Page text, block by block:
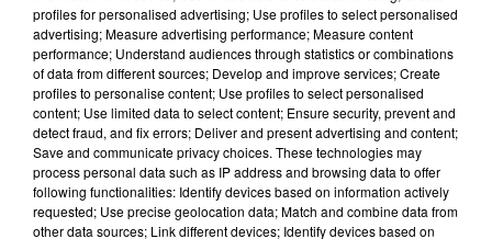
Geoffrey Deloux
La Ligne des Auditeurs
0:00 2 min 44 sec
27 janvier 2026 - 2 min 44 sec
profiles for personalised advertising; Use profiles to select personalised
advertising; Measure advertising performance; Measure content
performance; Understand audiences through statistics or combinations
of data from different sources; Develop and improve services; Create
profiles to personalise content; Use profiles to select personalised
content; Use limited data to select content; Ensure security, prevent and
detect fraud, and fix errors; Deliver and present advertising and content;
Save and communicate privacy choices. These technologies may
process personal data such as IP address and browsing data to offer
following functionalities: Identify devices based on information actively
requested; Use precise geolocation data; Match and combine data from
other data sources; Link different devices; Identify devices based on